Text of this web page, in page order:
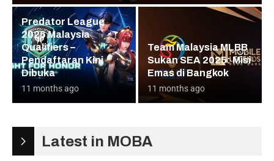
Predator League
2026 Malaysia
Qualifiers –
Pendaftaran Kini
Dibuka
11 months ago
Team Malaysia MLBB
Sukan SEA 2025: Misi
Emas di Bangkok
11 months ago
Latest in MOBA